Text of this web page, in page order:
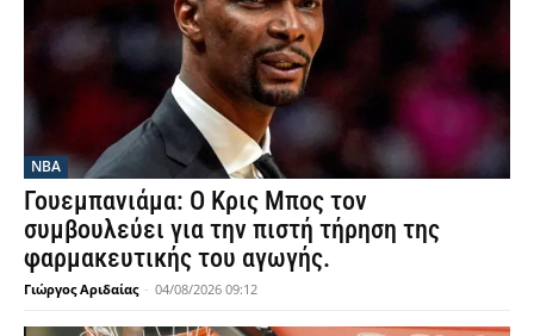
NBA
Γουεμπανιάμα: Ο Κρις Μπος τον
συμβουλεύει για την πιστή τήρηση της
φαρμακευτικής του αγωγής.
Γιώργος Αριδαίας - 04/08/2026 09:12